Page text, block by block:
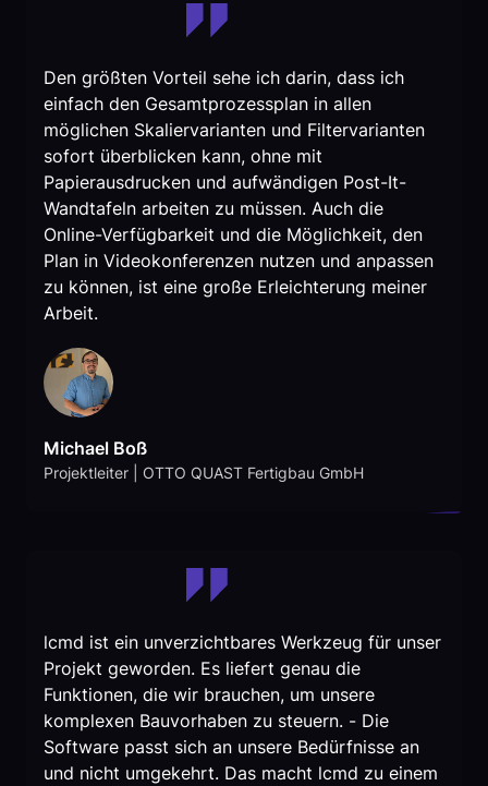
Den größten Vorteil sehe ich darin, dass ich
einfach den Gesamtprozessplan in allen
möglichen Skaliervarianten und Filtervarianten
sofort überblicken kann, ohne mit
Papierausdrucken und aufwändigen Post-It-
Wandtafeln arbeiten zu müssen. Auch die
Online-Verfügbarkeit und die Möglichkeit, den
Plan in Videokonferenzen nutzen und anpassen
zu können, ist eine große Erleichterung meiner
Arbeit.
Michael Boß
Projektleiter | OTTO QUAST Fertigbau GmbH
lcmd ist ein unverzichtbares Werkzeug für unser
Projekt geworden. Es liefert genau die
Funktionen, die wir brauchen, um unsere
komplexen Bauvorhaben zu steuern. - Die
Software passt sich an unsere Bedürfnisse an
und nicht umgekehrt. Das macht lcmd zu einem